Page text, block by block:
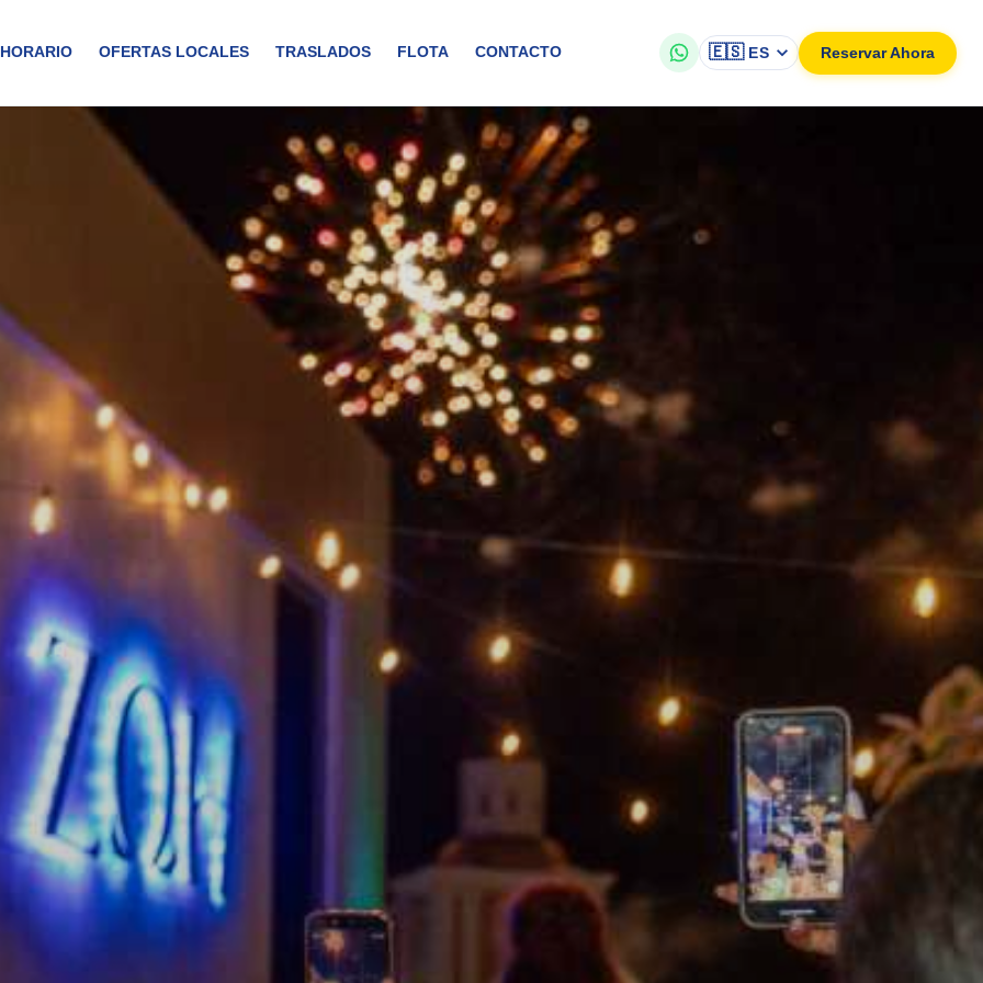
HORARIO OFERTAS LOCALES TRASLADOS FLOTA CONTACTO 🇪🇸 ES Reservar Ahora
ningún otro. Desde el momento en que subas a nuestro vibrante autobús, serás recibido con ...
nuestro tour Punda Vibes. Desde el momento en que subas a nuestro animado autobús, serás recibido con un refrescante
Experiencia nocturna en la ciudad. Asientos reservados en el restaurante ZOH para un aperitivo y bebida. Espectáculo de fuegos
7:30 PM - Sesión de narración cultural. 8:30 PM - Regreso a Punda
incluida en la mayoría de los tours.